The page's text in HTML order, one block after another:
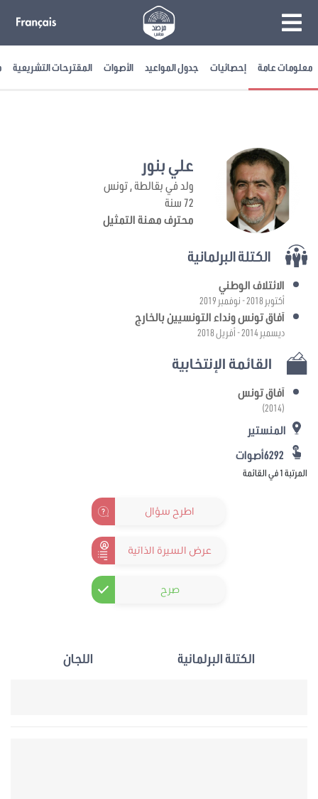
معلومات عامة إحصائيات جدول المواعيد الأصوات المقترحات التشريعية
علي بنور
ولد في بقالطة , تونس
72 سنة
محترف مهنة التمثيل
الكتلة البرلمانية
الائتلاف الوطني
أكتوبر 2018 - نوفمبر 2019
آفاق تونس ونداء التونسيين بالخارج
ديسمبر 2014 - أفريل 2018
القائمة الإنتخابية
آفاق تونس
(2014)
المنستير
المرتبة 1 في القائمة
اطرح سؤال
عرض السيرة الذاتية
صرح
الكتلة البرلمانية اللجان